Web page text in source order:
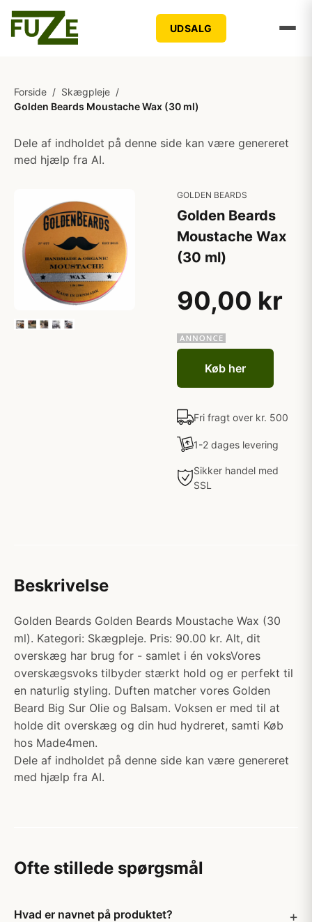
UDSALG
Forside / Skægpleje /
Golden Beards Moustache Wax (30 ml)
Dele af indholdet på denne side kan være genereret
med hjælp fra AI.
GOLDEN BEARDS
Golden Beards
Moustache Wax
(30 ml)
90,00 kr
Køb her
Fri fragt over kr. 500
1-2 dages levering
Sikker handel med
SSL
Beskrivelse
Golden Beards Golden Beards Moustache Wax (30
ml). Kategori: Skægpleje. Pris: 90.00 kr. Alt, dit
overskæg har brug for - samlet i én voksVores
overskægsvoks tilbyder stærkt hold og er perfekt til
en naturlig styling. Duften matcher vores Golden
Beard Big Sur Olie og Balsam. Voksen er med til at
holde dit overskæg og din hud hydreret, samti Køb
hos Made4men.
Dele af indholdet på denne side kan være genereret
med hjælp fra AI.
Ofte stillede spørgsmål
Hvad er navnet på produktet?